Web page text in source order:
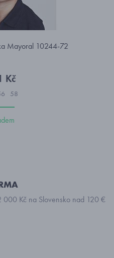
Mayoral 10244-72
Kč
58
000 Kč na Slovensko nad 120 €